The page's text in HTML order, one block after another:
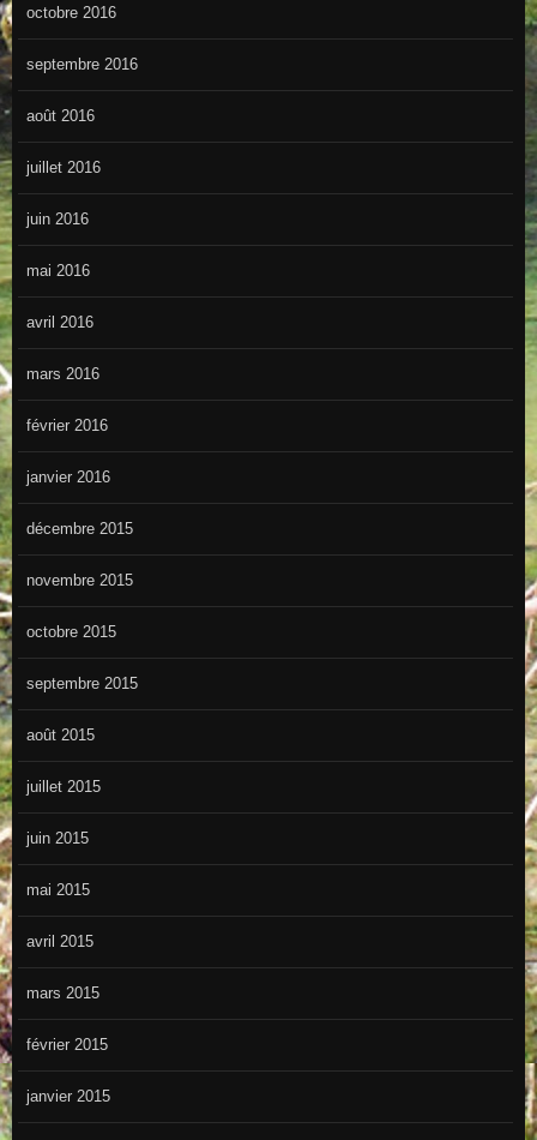
octobre 2016
septembre 2016
août 2016
juillet 2016
juin 2016
mai 2016
avril 2016
mars 2016
février 2016
janvier 2016
décembre 2015
novembre 2015
octobre 2015
septembre 2015
août 2015
juillet 2015
juin 2015
mai 2015
avril 2015
mars 2015
février 2015
janvier 2015